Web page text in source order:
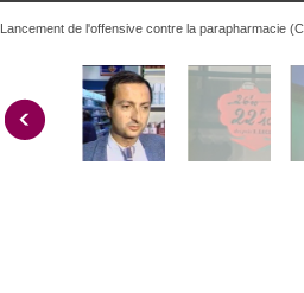
Lancement de l'offensive contre la parapharmacie